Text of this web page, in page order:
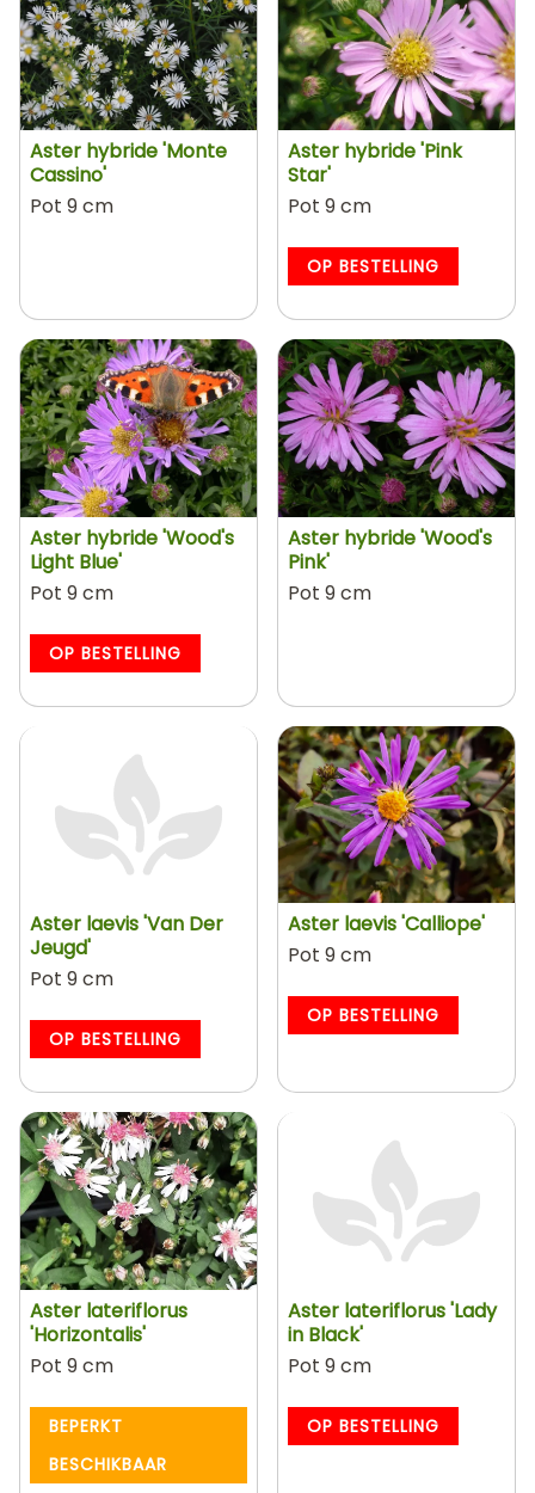
Aster hybride 'Monte
Cassino'
Pot 9 cm
Aster hybride 'Pink
Star'
Pot 9 cm
OP BESTELLING
Aster hybride 'Wood's
Light Blue'
Pot 9 cm
OP BESTELLING
Aster hybride 'Wood's
Pink'
Pot 9 cm
Aster laevis 'Van Der
Jeugd'
Pot 9 cm
OP BESTELLING
Aster laevis 'Calliope'
Pot 9 cm
OP BESTELLING
Aster lateriflorus
'Horizontalis'
Pot 9 cm
BEPERKT
BESCHIKBAAR
Aster lateriflorus 'Lady
in Black'
Pot 9 cm
OP BESTELLING